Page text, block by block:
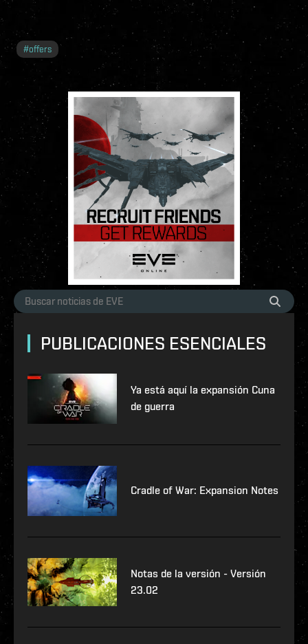
#offers
PUBLICACIONES ESENCIALES
Ya está aquí la expansión Cuna
de guerra
Cradle of War: Expansion Notes
Notas de la versión - Versión
23.02